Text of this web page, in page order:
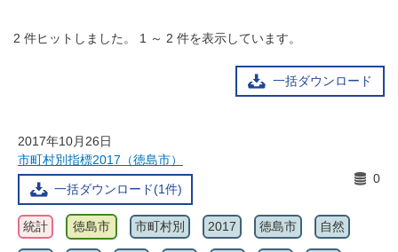
2 件ヒットしました。 1 ～ 2 件を表示しています。
一括ダウンロード
2017年10月26日
市町村別指標2017（徳島市）
一括ダウンロード(1件)
0
統計 徳島市 市町村別 2017 徳島市 自然